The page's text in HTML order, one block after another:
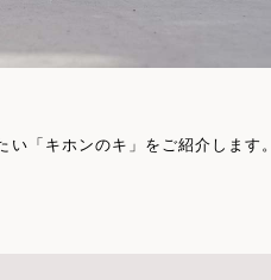
「キホンのキ」をご紹介します。